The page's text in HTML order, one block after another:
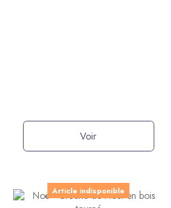
Voir
Article indisponible